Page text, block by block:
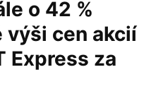
o 42 %
výši cen akcií
Express za